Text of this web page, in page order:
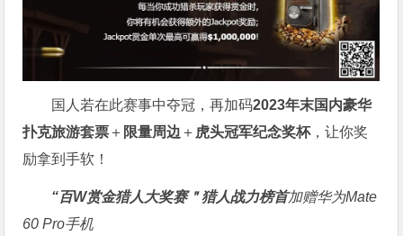
国人若在此赛事中夺冠，再加码2023年末国内豪华
扑克旅游套票 ＋ 限量周边 ＋ 虎头冠军纪念奖杯，让你奖
励拿到手软！
“百W赏金猎人大奖赛＂猎人战力榜首加赠华为Mate
60 Pro手机